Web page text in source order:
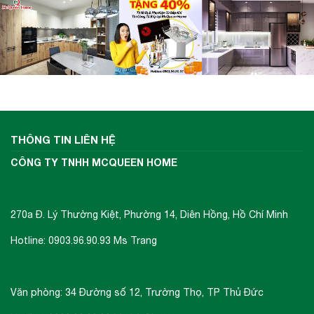
tự nhận diện vùng nấu, khi ta đặt nồi lên 1
trong 2 vùng nấu sau đó ấn nút khởi động bếp
suất to nhỏ theo ý muốn mà không phải thao
THÔNG TIN LIÊN HỆ
CÔNG TY TNHH MCQUEEN HOME
270a Đ. Lý Thường Kiệt, Phường 14, Diên Hồng, Hồ Chí Minh
Hotline: 0903.96.90.93 Ms Trang
Văn phòng: 34 Đường số 12, Trường Thọ, TP Thủ Đức